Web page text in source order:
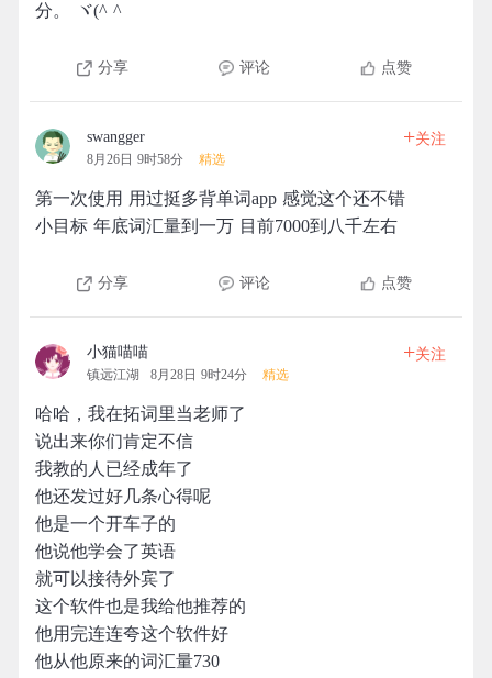
分。 ヾ(^ ^ゞ
分享 评论 点赞
swangger
8月26日 9时58分 精选
+关注
第一次使用 用过挺多背单词app 感觉这个还不错
小目标 年底词汇量到一万 目前7000到八千左右
分享 评论 点赞
小猫喵喵
镇远江湖 8月28日 9时24分 精选
+关注
哈哈，我在拓词里当老师了
说出来你们肯定不信
我教的人已经成年了
他还发过好几条心得呢
他是一个开车子的
他说他学会了英语
就可以接待外宾了
这个软件也是我给他推荐的
他用完连连夸这个软件好
他从他原来的词汇量730